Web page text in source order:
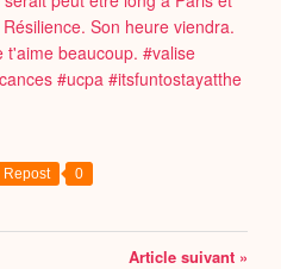
Repost 0
Article suivant »